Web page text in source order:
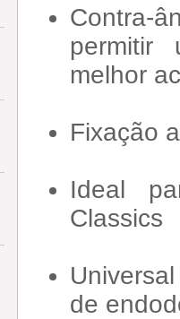
Contra-
permitir
melhor
Fixação
Ideal
Classics
de